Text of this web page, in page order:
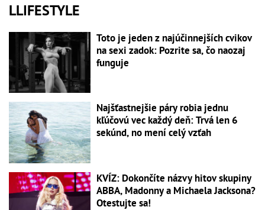
LLIFESTYLE
Toto je jeden z najúčinnejších cvikov
na sexi zadok: Pozrite sa, čo naozaj
funguje
Najšťastnejšie páry robia jednu
kľúčovú vec každý deň: Trvá len 6
sekúnd, no mení celý vzťah
KVÍZ: Dokončíte názvy hitov skupiny
ABBA, Madonny a Michaela Jacksona?
Otestujte sa!